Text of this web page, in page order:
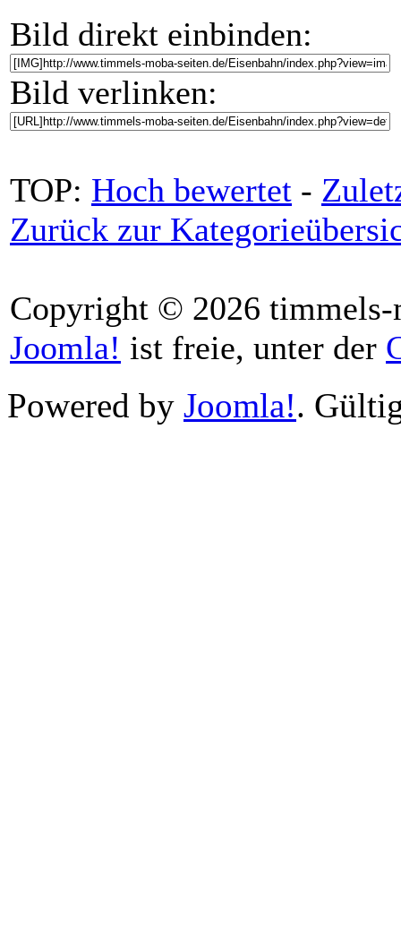
Bild direkt einbinden:
Bild verlinken:
TOP: Hoch bewertet -
Zurück zur
Copyright © 2026 timmels-
Joomla! ist freie, unter der
Powered by Joomla!.